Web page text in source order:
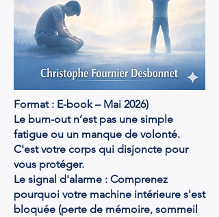
Format : E-book – Mai 2026)
Le burn-out n’est pas une simple
fatigue ou un manque de volonté.
C'est votre corps qui disjoncte pour
vous protéger.
Le signal d'alarme : Comprenez
pourquoi votre machine intérieure s'est
bloquée (perte de mémoire, sommeil